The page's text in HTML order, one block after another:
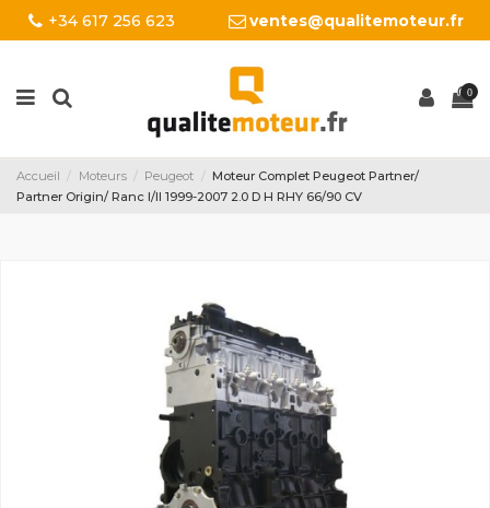
+34 617 256 623 ventes@qualitemoteur.fr
0
Accueil Moteurs Peugeot
Moteur Complet Peugeot Partner/
Partner Origin/ Ranc I/II 1999-2007 2.0 D H RHY 66/90 CV